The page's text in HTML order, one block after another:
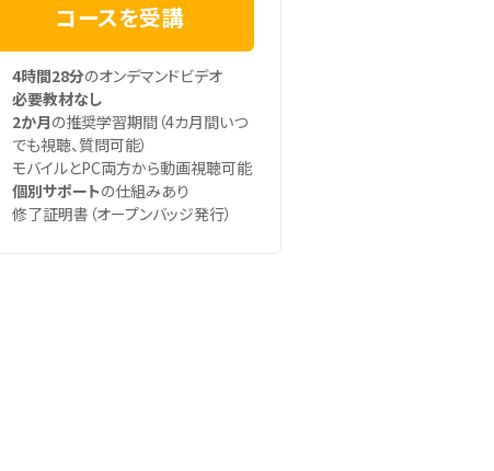
コースを受講
4時間28分のオンデマンドビデオ
必要教材なし
2か月の推奨学習期間（4カ月間いつ
でも視聴、質問可能）
モバイルとPC両方から動画視聴可能
個別サポートの仕組みあり
修了証明書（オープンバッジ発行）